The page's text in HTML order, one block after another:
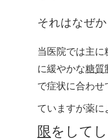
それはなぜか
当医院では主に
に緩やかな糖質
で症状に合わせ
ていますが薬に
限 をして